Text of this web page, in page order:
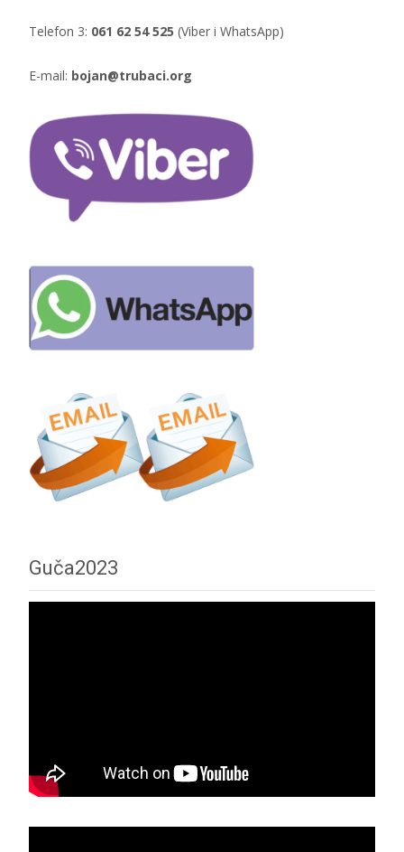
Telefon 3: 061 62 54 525 (Viber i WhatsApp)
E-mail: bojan@trubaci.org
Guča2023